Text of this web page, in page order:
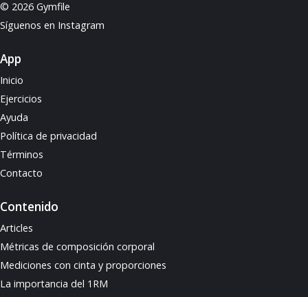
© 2026 Gymfile
Síguenos en Instagram
App
Inicio
Ejercicios
Ayuda
Política de privacidad
Términos
Contacto
Contenido
Articles
Métricas de composición corporal
Mediciones con cinta y proporciones
La importancia del 1RM